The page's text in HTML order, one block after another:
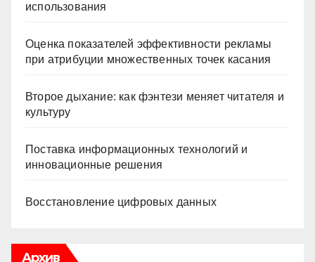
использования
Оценка показателей эффективности рекламы
при атрибуции множественных точек касания
Второе дыхание: как фэнтези меняет читателя и
культуру
Поставка информационных технологий и
инновационные решения
Восстановление цифровых данных
Архив